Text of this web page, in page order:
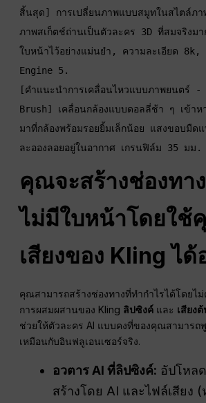
สิ้นสุด] การเปลี่ยนภาพแบบสมูทในสไตล์ภ
ภาพสเก็ตช์ถ่านเป็นตัวละคร 3D ที่สมจริงม
ใบหน้าไว้อย่างแม่นยำ, ความละเอียด
[คำแนะนำการเคลื่อนไหวแบบภาพยนตร์
Brush] เคลื่อนกล้องแบบดอลลี่ช้า ๆ เข้าห
มาที่กล้องพร้อมรอยยิ้มเล็กน้อย แสงขอบมืด
คุณจะสร้างช่องทา
ไม่มีใบหน้าโดยใ
เสียงของ Kling ได้
คุณสามารถสร้างช่องทางที่ทำกำไรได้โดยไ
การผสมผสานของ Kling ลิปซิงค์ และ เสียง
ช่วยให้ตัวละคร AI แบบคงที่ของคุณสามารถ
เหมือนกับอินฟลูเอนเซอร์จริง.
อวตาร AI ที่ลิปซิงค์: อัปโหล
สร้างโดย AI และไฟล์เสียง